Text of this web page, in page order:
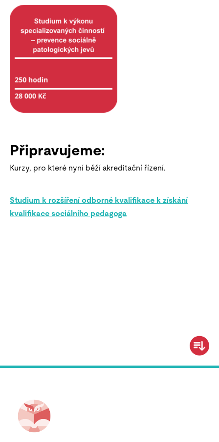
Připravujeme:
Kurzy, pro které nyní běží akreditační řízení.
Studium k rozšíření odborné kvalifikace k získání
kvalifikace sociálního pedagoga